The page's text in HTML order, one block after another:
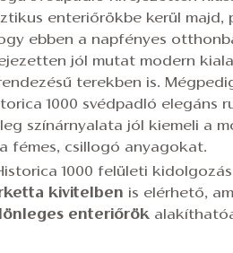
enteriőrökbe kerül majd,
ebben a napfényes
jól mutat modern
terekben is.
1000 svédpadló elegáns
színárnyalata jól kiemeli a
fémes, csillogó anyagokat.
1000 felületi kidolgozás
kivitelben is elérhető,
enteriőrök